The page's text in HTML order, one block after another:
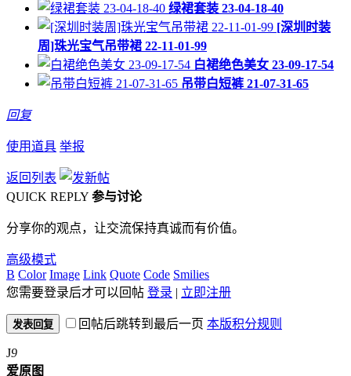
绿裙套装 23-04-18-40
[深圳时装
周]珠光宝气吊带裙 22-11-01-99
白裙绝色美女 23-09-17-54
吊带白短裤 21-07-31-65
回复
使用道具 举报
返回列表
QUICK REPLY 参与讨论
分享你的观点，让交流保持真诚而有价值。
高级模式
B Color Image Link Quote Code Smilies
您需要登录后才可以回帖 登录 | 立即注册
发表回复 回帖后跳转到最后一页 本版积分规则
J9
爱原图